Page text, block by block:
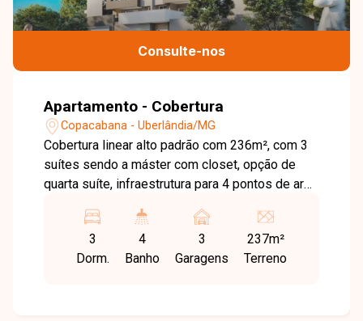
Consulte-nos
Apartamento - Cobertura
Copacabana - Uberlândia/MG
Cobertura linear alto padrão com 236m², com 3
suítes sendo a máster com closet, opção de
quarta suíte, infraestrutura para 4 pontos de ar
de serviço, acesso da cozinha para a varanda
gourmet, varanda multiuso, piscina privativa,
closet, lavabo, salão de festas, bicicletário e 3
3
Dorm.
4
Banho
3
Garagens
237m²
Terreno